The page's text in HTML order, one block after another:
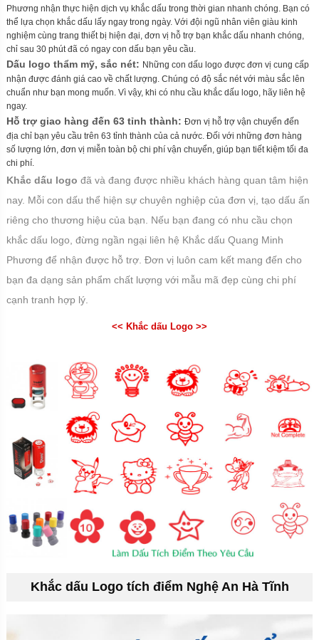
Phương nhận thực hiện dịch vụ khắc dấu trong thời gian nhanh chóng. Bạn có
thể lựa chọn khắc dấu lấy ngay trong ngày. Với đội ngũ nhân viên giàu kinh
nghiệm cùng trang thiết bị hiện đại, đơn vị hỗ trợ bạn khắc dấu nhanh chóng,
chỉ sau 30 phút đã có ngay con dấu bạn yêu cầu.
Dấu logo thẩm mỹ, sắc nét: Những con dấu logo được đơn vị cung cấp
nhận được đánh giá cao về chất lượng. Chúng có độ sắc nét với màu sắc lên
chuẩn như bạn mong muốn. Vì vậy, khi có nhu cầu khắc dấu logo, hãy liên hệ
ngay.
Hỗ trợ giao hàng đến 63 tỉnh thành: Đơn vị hỗ trợ vận chuyển đến
địa chỉ bạn yêu cầu trên 63 tỉnh thành của cả nước. Đối với những đơn hàng
số lượng lớn, đơn vị miễn toàn bộ chi phí vận chuyển, giúp bạn tiết kiệm tối đa
chi phí.
Khắc dấu logo đã và đang được nhiều khách hàng quan tâm hiện
nay. Mỗi con dấu thể hiện sự chuyên nghiệp của đơn vị, tạo dấu ấn
riêng cho thương hiệu của bạn. Nếu bạn đang có nhu cầu chọn
khắc dấu logo, đừng ngần ngại liên hệ Khắc dấu Quang Minh
Phương để nhận được hỗ trợ. Đơn vị luôn cam kết mang đến cho
bạn đa dạng sản phẩm chất lượng với mẫu mã đẹp cùng chi phí
cạnh tranh hợp lý.
<< Khắc dấu Logo >>
Khắc dấu Logo tích điểm Nghệ An Hà Tĩnh